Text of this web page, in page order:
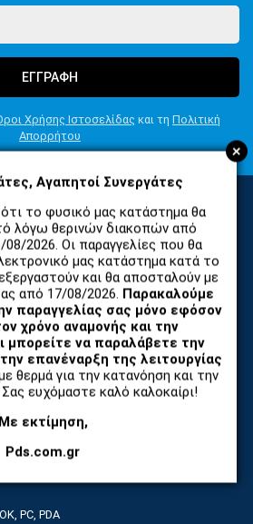
+
Αγαπητοί Συνεργάτες
το φυσικό μας κατάστημα θα
λόγω θερινών διακοπών από
2026. Οι παραγγελίες που θα
μας κατάστημα κατά το
και θα αποσταλούν με
από 17/08/2026. Παρακαλούμε
παραγγελίας σας μόνο εφόσον
χρόνο αναμονής και την
μπορείτε να παραλάβετε την
επανέναρξη της λειτουργίας
θερμά για την κατανόηση και την
ευχόμαστε καλό καλοκαίρι!
Με εκτίμηση,
Pds.com.gr
ΕΓΓΡΑΦΗ
Χρήσης Ιστοσελίδας και τη Πολιτική
Απορρήτου
ΚΙΝΗΤΩΝ ΤΗΛΕΦΩΝΩΝ
FCT
PC, PDA